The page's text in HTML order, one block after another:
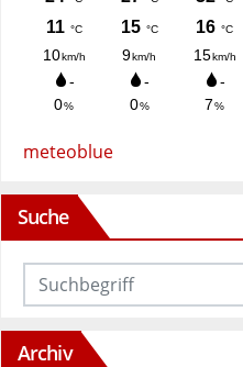
meteoblue
Suche
Archiv